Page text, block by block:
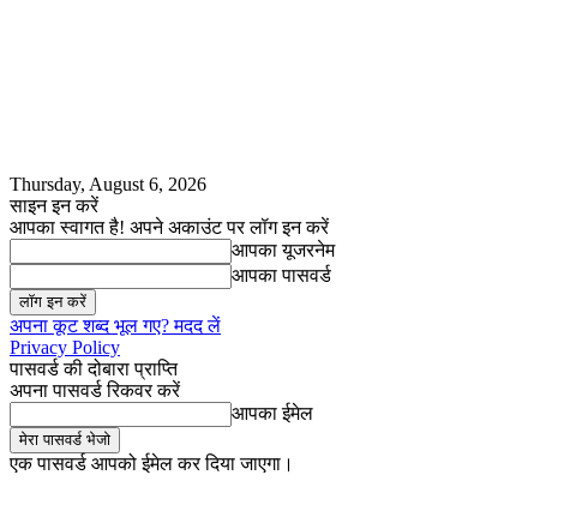
Thursday, August 6, 2026
साइन इन करें
आपका स्वागत है! अपने अकाउंट पर लॉग इन करें
आपका यूजरनेम
आपका पासवर्ड
अपना कूट शब्द भूल गए? मदद लें
Privacy Policy
पासवर्ड की दोबारा प्राप्ति
अपना पासवर्ड रिकवर करें
आपका ईमेल
एक पासवर्ड आपको ईमेल कर दिया जाएगा।